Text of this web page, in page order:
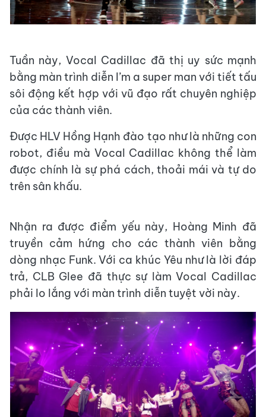
Tuần này, Vocal Cadillac đã thị uy sức mạnh
bằng màn trình diễn I’m a super man với tiết tấu
sôi động kết hợp với vũ đạo rất chuyên nghiệp
của các thành viên.
Được HLV Hồng Hạnh đào tạo như là những con
robot, điều mà Vocal Cadillac không thể làm
được chính là sự phá cách, thoải mái và tự do
trên sân khấu.
Nhận ra được điểm yếu này, Hoàng Minh đã
truyền cảm hứng cho các thành viên bằng
dòng nhạc Funk. Với ca khúc Yêu như là lời đáp
trả, CLB Glee đã thực sự làm Vocal Cadillac
phải lo lắng với màn trình diễn tuyệt vời này.